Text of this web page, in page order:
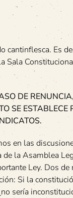
cantinflesca. Es
Sala
DE
SE
en las
la Asamblea
Ley. Dos
Si la
sería